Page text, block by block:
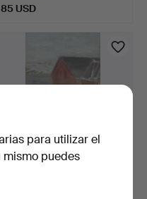
85 USD
para utilizar el
mismo puedes